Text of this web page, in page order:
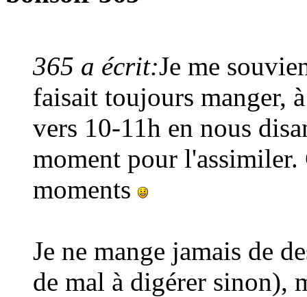
365 a écrit:Je me
faisait toujours manger,
vers 10-11h en nous
moment pour l'assimiler.
moments
Je ne mange jamais de
de mal à digérer sinon),